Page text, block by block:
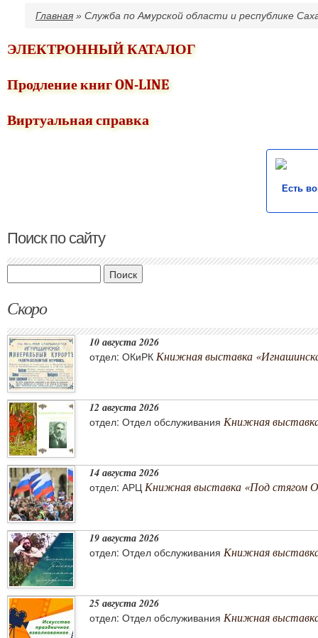
Вы здесь
Главная » Служба по Амурской области и республике
ЭЛЕКТРОННЫЙ КАТАЛОГ
Продление книг ON-LINE
Виртуальная справка
Есть
Поиск по сайту
Скоро
10 августа 2026
отдел: ОКиРК Книжная выставка
12 августа 2026
отдел: Отдел обслуживания Книжная
14 августа 2026
отдел: АРЦ Книжная выставка «Под стягом
19 августа 2026
отдел: Отдел обслуживания Книжная
25 августа 2026
отдел: Отдел обслуживания Книжная